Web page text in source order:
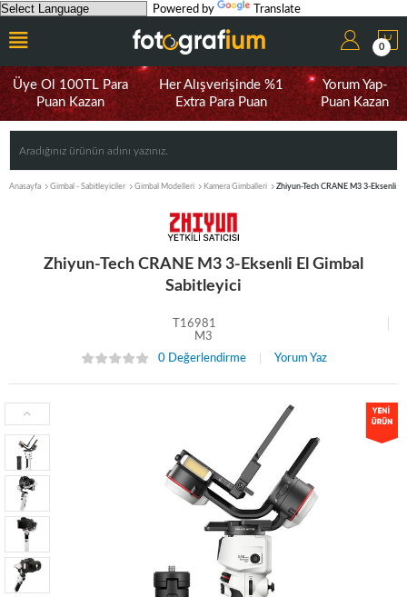
Powered by Translate
0
Üye Ol 100TL Para
Puan Kazan
Her Alışverişinde %1
Extra Para Puan
Yorum Yap-
Puan Kazan
Anasayfa Gimbal - Sabitleyiciler Gimbal Modelleri Kamera Gimballeri Zhiyun-Tech CRANE M3 3-Eksenli
Zhiyun-Tech CRANE M3 3-Eksenli El Gimbal
Sabitleyici
T16981
M3
0 Değerlendirme
Yorum Yaz